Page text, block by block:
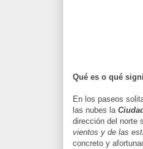
Qué es o qué
En los paseos
las nubes la
dirección del norte
vientos y de las
concreto y